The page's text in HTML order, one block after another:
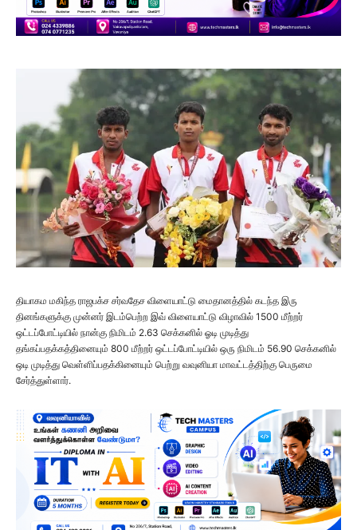
தியாகம மகிந்த ராஜபக்ச சர்வதேச விளையாட்டு மைதானத்தில் கடந்த இரு
தினங்களுக்கு முன்னர் இடம்பெற்ற இவ் விளையாட்டு விழாவில் 1500 மீற்றர்
ஒட்டப்போட்டியில் நான்கு நிமிடம் 2.63 செக்கனில் ஓடி முடித்து
தங்கப்பதக்கத்தினையும் 800 மீற்றர் ஒட்டப்போட்டியில் ஒரு நிமிடம் 56.90 செக்கனில்
ஒடி முடித்து வெள்ளிப்பதக்கினையும் பெற்று வவுனியா மாவட்டத்திற்கு பெருமை
சேர்த்துள்ளார்.